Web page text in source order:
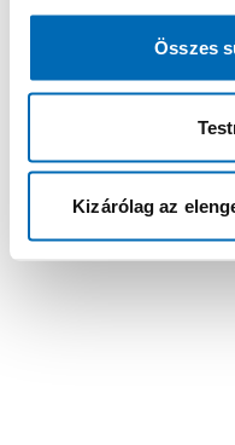
Összes
Kizárólag az